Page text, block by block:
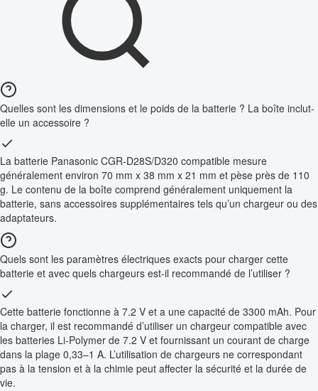
Quelles sont les dimensions et le poids de la batterie ? La boîte inclut-
elle un accessoire ?
La batterie Panasonic CGR-D28S/D320 compatible mesure
généralement environ 70 mm x 38 mm x 21 mm et pèse près de 110
g. Le contenu de la boîte comprend généralement uniquement la
batterie, sans accessoires supplémentaires tels qu’un chargeur ou des
adaptateurs.
Quels sont les paramètres électriques exacts pour charger cette
batterie et avec quels chargeurs est-il recommandé de l’utiliser ?
Cette batterie fonctionne à 7.2 V et a une capacité de 3300 mAh. Pour
la charger, il est recommandé d’utiliser un chargeur compatible avec
les batteries Li-Polymer de 7.2 V et fournissant un courant de charge
dans la plage 0,33–1 A. L’utilisation de chargeurs ne correspondant
pas à la tension et à la chimie peut affecter la sécurité et la durée de
vie.